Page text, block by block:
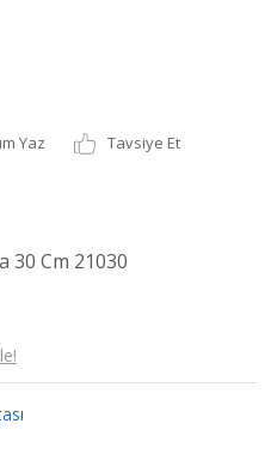
Yaz
Tavsiye Et
30 Cm 21030